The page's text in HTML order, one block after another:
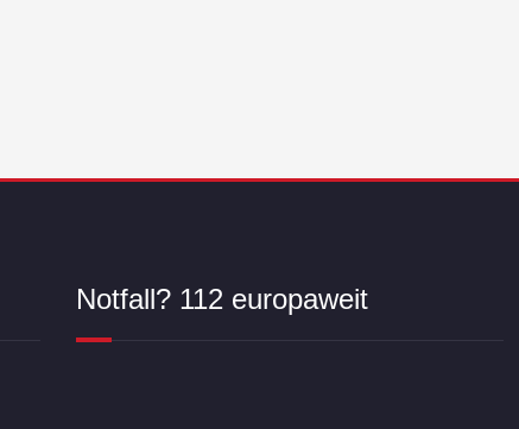
Notfall? 112 europaweit